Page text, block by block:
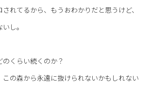
れてるから、もうおわかりだと思うけど、
し。
くらい続くのか？
の森から永遠に抜けられないかもしれない